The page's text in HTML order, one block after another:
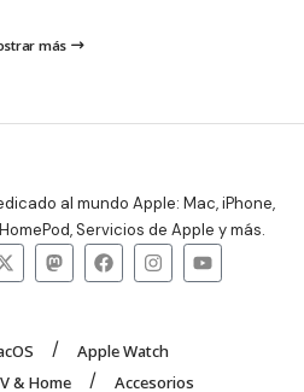
más
al mundo Apple: Mac, iPhone,
Servicios de Apple y más.
Apple Watch
& Home Accesorios